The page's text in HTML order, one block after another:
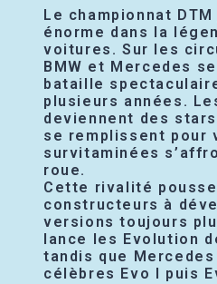
Le championnat
énorme dans la
voitures. Sur les
BMW et Mercedes
bataille
plusieurs années.
deviennent des
se remplissent pour
survitaminées
roue.
Cette rivalité
constructeurs à
versions toujours
lance les Evolution
tandis que
célèbres Evo I puis